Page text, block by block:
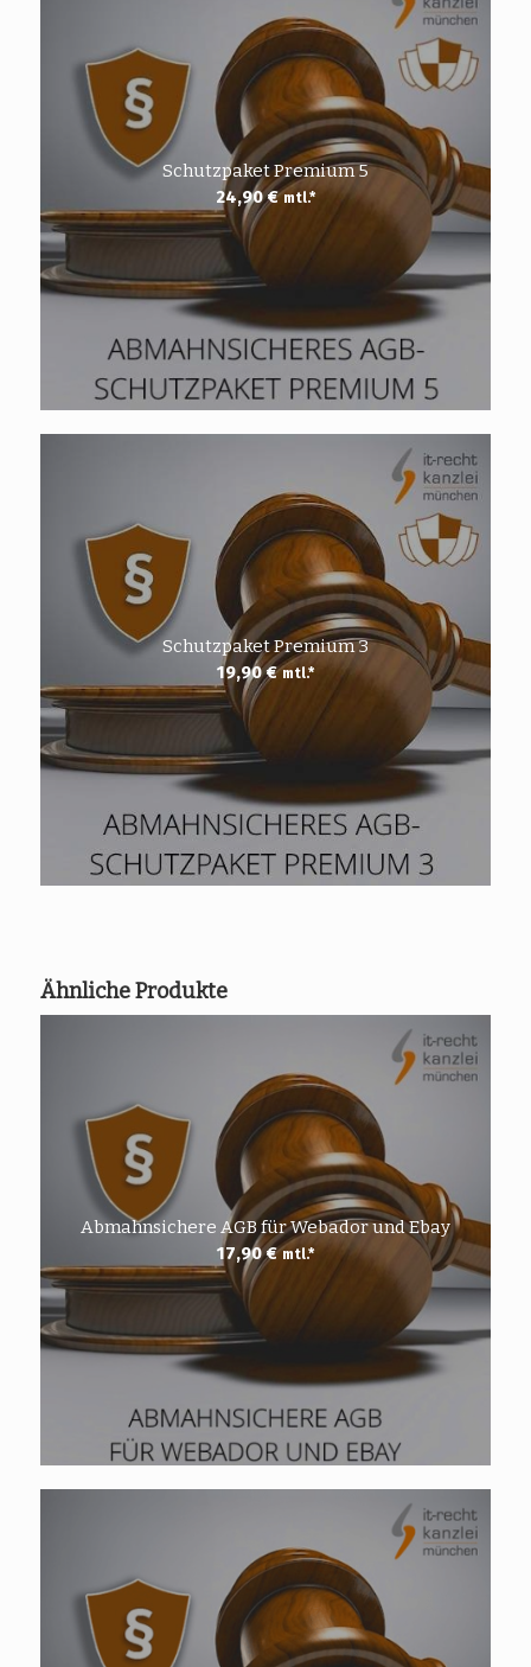
Schutzpaket Premium 5
24,90€ mtl.*
Schutzpaket Premium 3
19,90€ mtl.*
Ähnliche Produkte
Abmahnsichere AGB für Webador und Ebay
17,90€ mtl.*